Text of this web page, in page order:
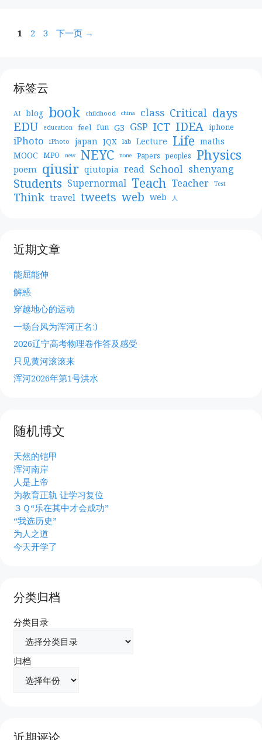
页
1
页
2
页
3 下一页 →
标签云
AI blog book childhood china class Critical days
EDU education feel fun G3 GSP ICT IDEA iphone
iPhoto iPhoto japan JQX lab Lecture Life maths
MOOC MPO new NEYC none Papers peoples Physics
poem qiusir qiutopia read School shenyang
Students Supernormal Teach Teacher Test
Think travel tweets web web 人
近期文章
能屈能伸
解惑
穿越地心的运动
一场台风为浑河正名:)
2026辽宁高考物理卷作答及感受
只见黄河滚滚来
浑河2026年第1号洪水
随机博文
天然的铠甲
浑河南岸
人是上帝
为教育正轨 让学习复位
３Ｑ“乐在其中才会成功”
“我选历史”
为人之道
今天开学了
分类归档
分类目录
归档